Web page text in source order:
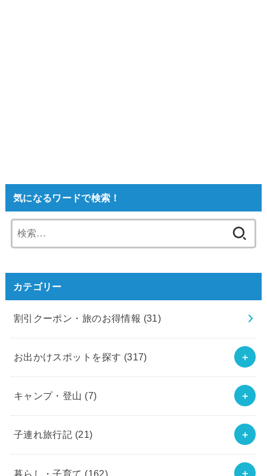
気になるワードで検索！
索:
カテゴリー
割引クーポン・旅のお得情報 (31)
お出かけスポットを探す (317)
キャンプ・登山 (7)
子連れ旅行記 (21)
暮らし・子育て (162)